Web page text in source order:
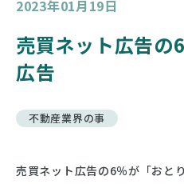
2023年01月19日
売買ネット広告の
広告
不動産業界の事
売買ネット広告の6％が「おと